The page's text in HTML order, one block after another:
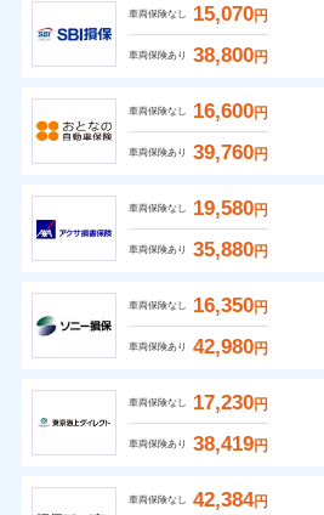
車両保険なし 15,070円
車両保険あり 38,800円
車両保険なし 16,600円
車両保険あり 39,760円
車両保険なし 19,580円
車両保険あり 35,880円
車両保険なし 16,350円
車両保険あり 42,980円
車両保険なし 17,230円
車両保険あり 38,419円
車両保険なし 42,384円